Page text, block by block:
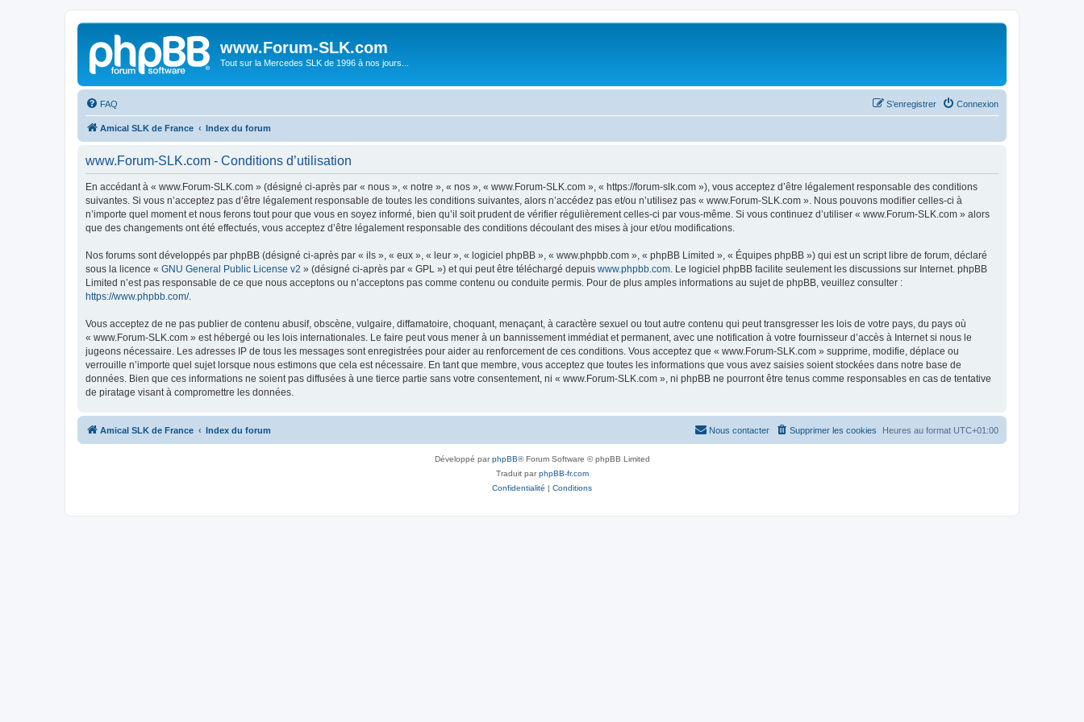
www.Forum-SLK.com
Tout sur la Mercedes SLK de 1996 à nos jours...
FAQ Connexion
S’enregistrer
Amical SLK de France Index du forum
www.Forum-SLK.com - Conditions d’utilisation
En accédant à « www.Forum-SLK.com » (désigné ci-après par « nous », « notre », « nos », « www.Forum-SLK.com », « https://forum-slk.com »), vous acceptez d’être légalement responsable des conditions
suivantes. Si vous n’acceptez pas d’être légalement responsable de toutes les conditions suivantes, alors n’accédez pas et/ou n’utilisez pas « www.Forum-SLK.com ». Nous pouvons modifier celles-ci à
n’importe quel moment et nous ferons tout pour que vous en soyez informé, bien qu’il soit prudent de vérifier régulièrement celles-ci par vous-même. Si vous continuez d’utiliser « www.Forum-SLK.com » alors
que des changements ont été effectués, vous acceptez d’être légalement responsable des conditions découlant des mises à jour et/ou modifications.
Nos forums sont développés par phpBB (désigné ci-après par « ils », « eux », « leur », « logiciel phpBB », « www.phpbb.com », « phpBB Limited », « Équipes phpBB ») qui est un script libre de forum, déclaré
sous la licence « GNU General Public License v2 » (désigné ci-après par « GPL ») et qui peut être téléchargé depuis www.phpbb.com . Le logiciel phpBB facilite seulement les discussions sur Internet. phpBB
Limited n’est pas responsable de ce que nous acceptons ou n’acceptons pas comme contenu ou conduite permis. Pour de plus amples informations au sujet de phpBB, veuillez consulter :
https://www.phpbb.com/.
Vous acceptez de ne pas publier de contenu abusif, obscène, vulgaire, diffamatoire, choquant, menaçant, à caractère sexuel ou tout autre contenu qui peut transgresser les lois de votre pays, du pays où
« www.Forum-SLK.com » est hébergé ou les lois internationales. Le faire peut vous mener à un bannissement immédiat et permanent, avec une notification à votre fournisseur d’accès à Internet si nous le
jugeons nécessaire. Les adresses IP de tous les messages sont enregistrées pour aider au renforcement de ces conditions. Vous acceptez que « www.Forum-SLK.com » supprime, modifie, déplace ou
verrouille n’importe quel sujet lorsque nous estimons que cela est nécessaire. En tant que membre, vous acceptez que toutes les informations que vous avez saisies soient stockées dans notre base de
données. Bien que ces informations ne soient pas diffusées à une tierce partie sans votre consentement, ni « www.Forum-SLK.com », ni phpBB ne pourront être tenus comme responsables en cas de tentative
de piratage visant à compromettre les données.
Amical SLK de France Index du forum Heures au format UTC+01:00
Supprimer les cookies
Nous contacter
Développé parphpBB® Forum Software © phpBB Limited
Traduit parphpBB-fr.com
Confidentialité | Conditions